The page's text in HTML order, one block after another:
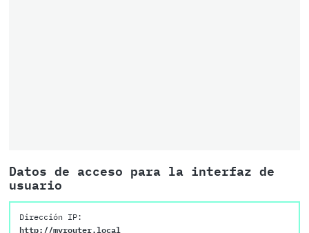
Datos de acceso para la interfaz de
usuario
Dirección IP:
http://myrouter.local